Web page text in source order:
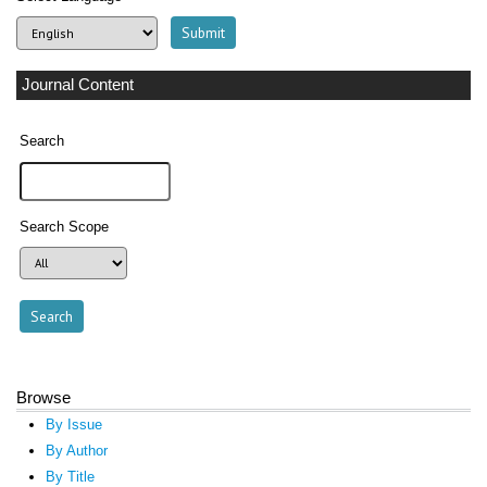
Journal Content
Search
Search Scope
Browse
By Issue
By Author
By Title